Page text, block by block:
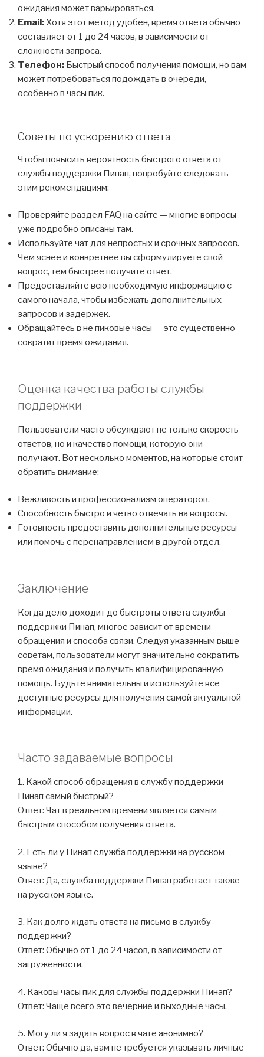
ожидания может варьироваться.
Email: Хотя этот метод удобен, время ответа обычно
составляет от 1 до 24 часов, в зависимости от
сложности запроса.
Телефон: Быстрый способ получения помощи, но вам
может потребоваться подождать в очереди,
особенно в часы пик.
Советы по ускорению ответа
Чтобы повысить вероятность быстрого ответа от
службы поддержки Пинап, попробуйте следовать
этим рекомендациям:
Проверяйте раздел FAQ на сайте — многие вопросы
уже подробно описаны там.
Используйте чат для непростых и срочных запросов.
Чем яснее и конкретнее вы сформулируете свой
вопрос, тем быстрее получите ответ.
Предоставляйте всю необходимую информацию с
самого начала, чтобы избежать дополнительных
запросов и задержек.
Обращайтесь в не пиковые часы — это существенно
сократит время ожидания.
Оценка качества работы службы
поддержки
Пользователи часто обсуждают не только скорость
ответов, но и качество помощи, которую они
получают. Вот несколько моментов, на которые стоит
обратить внимание:
Вежливость и профессионализм операторов.
Способность быстро и четко отвечать на вопросы.
Готовность предоставить дополнительные ресурсы
или помочь с перенаправлением в другой отдел.
Заключение
Когда дело доходит до быстроты ответа службы
поддержки Пинап, многое зависит от времени
обращения и способа связи. Следуя указанным выше
советам, пользователи могут значительно сократить
время ожидания и получить квалифицированную
помощь. Будьте внимательны и используйте все
доступные ресурсы для получения самой актуальной
информации.
Часто задаваемые вопросы
1. Какой способ обращения в службу поддержки
Пинап самый быстрый?
Ответ: Чат в реальном времени является самым
быстрым способом получения ответа.
2. Есть ли у Пинап служба поддержки на русском
языке?
Ответ: Да, служба поддержки Пинап работает также
на русском языке.
3. Как долго ждать ответа на письмо в службу
поддержки?
Ответ: Обычно от 1 до 24 часов, в зависимости от
загруженности.
4. Каковы часы пик для службы поддержки Пинап?
Ответ: Чаще всего это вечерние и выходные часы.
5. Могу ли я задать вопрос в чате анонимно?
Ответ: Обычно да, вам не требуется указывать личные